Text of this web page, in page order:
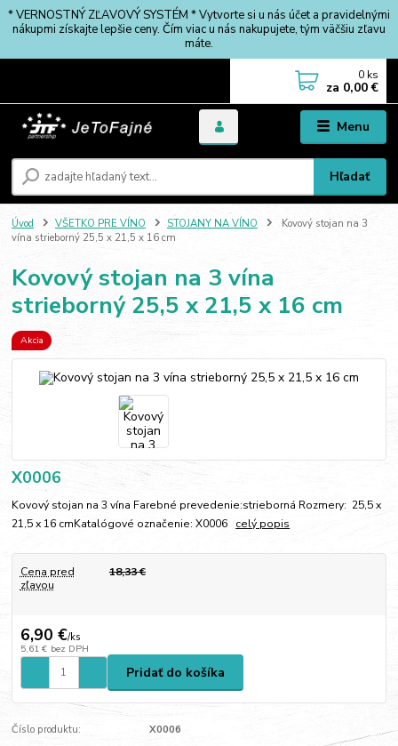
* VERNOSTNÝ ZĽAVOVÝ SYSTÉM * Vytvorte si u nás účet a pravidelnými
nákupmi získajte lepšie ceny. Čím viac u nás nakupujete, tým väčšiu zľavu
máte.
Menu
Hľadať
0 ks
za 0,00 €
Úvod VŠETKO PRE VÍNO STOJANY NA VÍNO
Kovový stojan na 3
vína strieborný 25,5 x 21,5 x 16 cm
Kovový stojan na 3 vína
strieborný 25,5 x 21,5 x 16 cm
Akcia
X0006
Kovový stojan na 3 vína Farebné prevedenie:strieborná Rozmery: 25,5 x
21,5 x 16 cmKatalógové označenie: X0006 celý popis
Cena pred
zľavou
18,33 €
6,90 €/ks
5,61 € bez DPH
Pridať do košíka
Číslo produktu: X0006